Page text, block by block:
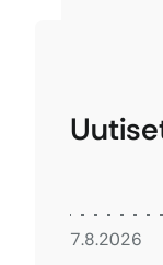
7.8.2026